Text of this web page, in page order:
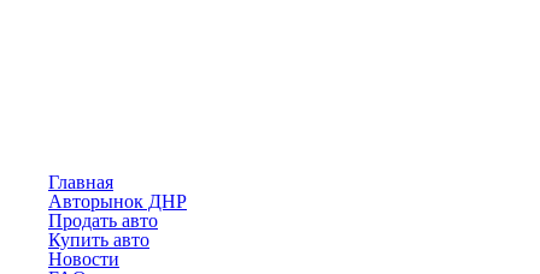
Главная
Авторынок ДНР
Продать авто
Купить авто
Новости